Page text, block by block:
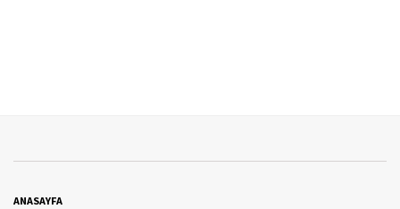
ANASAYFA